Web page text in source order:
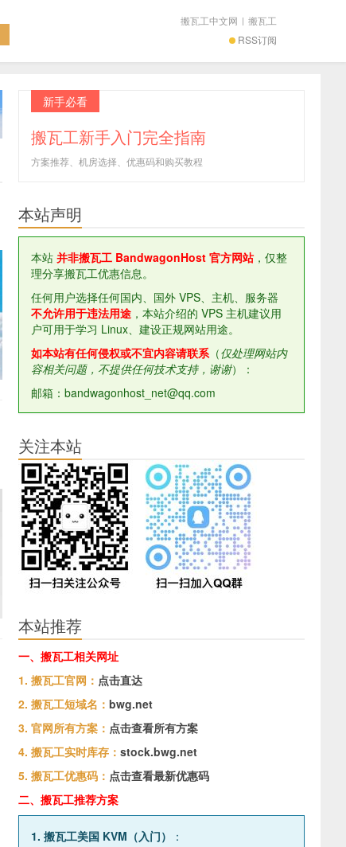
RSS订阅
搬瓦工中文网 | 搬瓦工
新手必看
搬瓦工新手入门完全指南
方案推荐、机房选择、优惠码和购买教程
本站声明
本站 并非搬瓦工 BandwagonHost 官方网站，仅整
理分享搬瓦工优惠信息。
任何用户选择任何国内、国外 VPS、主机、服务器
不允许用于违法用途 ，本站介绍的 VPS 主机建议用
户可用于学习 Linux、建设正规网站用途。
如本站有任何侵权或不宜内容请联系（仅处理网站内
容相关问题，不提供任何技术支持，谢谢）：
邮箱：bandwagonhost_net@qq.com
关注本站
本站推荐
一、搬瓦工相关网址
1. 搬瓦工官网： 点击直达
2. 搬瓦工短域名： bwg.net
3. 官网所有方案： 点击查看所有方案
4. 搬瓦工实时库存： stock.bwg.net
5. 搬瓦工优惠码： 点击查看最新优惠码
二、搬瓦工推荐方案
1. 搬瓦工美国 KVM（入门）
：